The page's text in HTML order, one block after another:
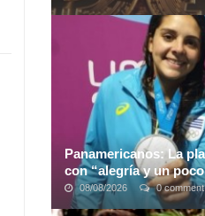
Hace pocos días el
Superintendencia para la
(Petro).Actualmente
Panamericanos: La
con “alegría y un
08/08/2026 0 comment
“Queda alegría y un poco